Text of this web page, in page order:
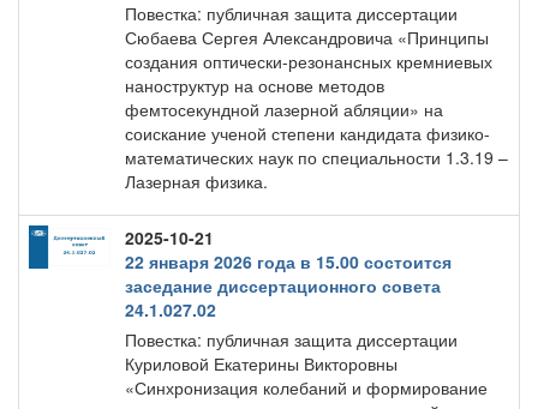
Повестка: публичная защита диссертации
Сюбаева Сергея Александровича «Принципы
создания оптически-резонансных кремниевых
наноструктур на основе методов
фемтосекундной лазерной абляции» на
соискание ученой степени кандидата физико-
математических наук по специальности 1.3.19 –
Лазерная физика.
2025-10-21
22 января 2026 года в 15.00 состоится
заседание диссертационного совета
24.1.027.02
Повестка: публичная защита диссертации
Куриловой Екатерины Викторовны
«Синхронизация колебаний и формирование